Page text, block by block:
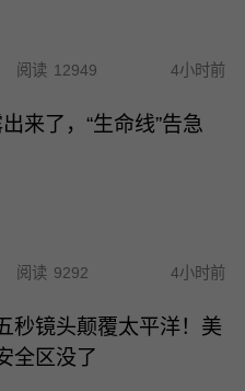
阅读 12949 4小时前
来了，“生命线”告急
阅读 9292 4小时前
秒镜头颠覆太平洋！美
全区没了